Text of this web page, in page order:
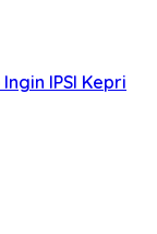
IPSI Kepri